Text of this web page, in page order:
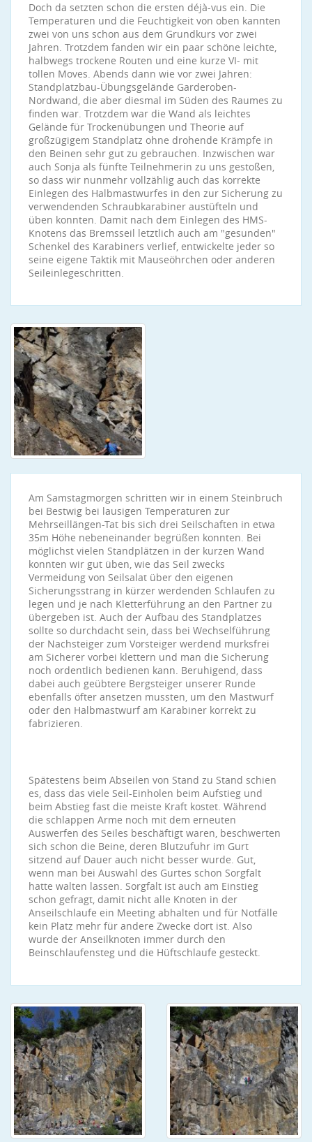
Doch da setzten schon die ersten déjà-vus ein. Die
Temperaturen und die Feuchtigkeit von oben kannten
zwei von uns schon aus dem Grundkurs vor zwei
Jahren. Trotzdem fanden wir ein paar schöne leichte,
halbwegs trockene Routen und eine kurze VI- mit
tollen Moves. Abends dann wie vor zwei Jahren:
Standplatzbau-Übungsgelände Garderoben-
Nordwand, die aber diesmal im Süden des Raumes zu
finden war. Trotzdem war die Wand als leichtes
Gelände für Trockenübungen und Theorie auf
großzügigem Standplatz ohne drohende Krämpfe in
den Beinen sehr gut zu gebrauchen. Inzwischen war
auch Sonja als fünfte Teilnehmerin zu uns gestoßen,
so dass wir nunmehr vollzählig auch das korrekte
Einlegen des Halbmastwurfes in den zur Sicherung zu
verwendenden Schraubkarabiner austüfteln und
üben konnten. Damit nach dem Einlegen des HMS-
Knotens das Bremsseil letztlich auch am "gesunden"
Schenkel des Karabiners verlief, entwickelte jeder so
seine eigene Taktik mit Mauseöhrchen oder anderen
Seileinlegeschritten.
Am Samstagmorgen schritten wir in einem Steinbruch
bei Bestwig bei lausigen Temperaturen zur
Mehrseillängen-Tat bis sich drei Seilschaften in etwa
35m Höhe nebeneinander begrüßen konnten. Bei
möglichst vielen Standplätzen in der kurzen Wand
konnten wir gut üben, wie das Seil zwecks
Vermeidung von Seilsalat über den eigenen
Sicherungsstrang in kürzer werdenden Schlaufen zu
legen und je nach Kletterführung an den Partner zu
übergeben ist. Auch der Aufbau des Standplatzes
sollte so durchdacht sein, dass bei Wechselführung
der Nachsteiger zum Vorsteiger werdend murksfrei
am Sicherer vorbei klettern und man die Sicherung
noch ordentlich bedienen kann. Beruhigend, dass
dabei auch geübtere Bergsteiger unserer Runde
ebenfalls öfter ansetzen mussten, um den Mastwurf
oder den Halbmastwurf am Karabiner korrekt zu
fabrizieren.
Spätestens beim Abseilen von Stand zu Stand schien
es, dass das viele Seil-Einholen beim Aufstieg und
beim Abstieg fast die meiste Kraft kostet. Während
die schlappen Arme noch mit dem erneuten
Auswerfen des Seiles beschäftigt waren, beschwerten
sich schon die Beine, deren Blutzufuhr im Gurt
sitzend auf Dauer auch nicht besser wurde. Gut,
wenn man bei Auswahl des Gurtes schon Sorgfalt
hatte walten lassen. Sorgfalt ist auch am Einstieg
schon gefragt, damit nicht alle Knoten in der
Anseilschlaufe ein Meeting abhalten und für Notfälle
kein Platz mehr für andere Zwecke dort ist. Also
wurde der Anseilknoten immer durch den
Beinschlaufensteg und die Hüftschlaufe gesteckt.